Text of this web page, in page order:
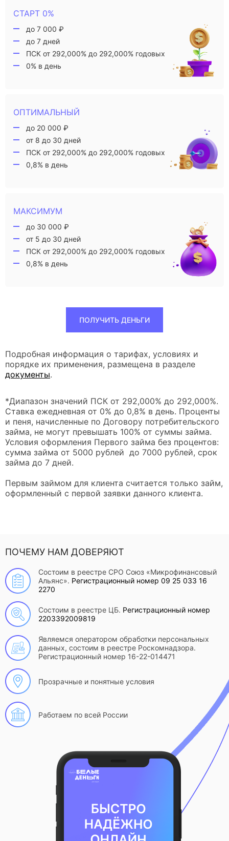
СТАРТ 0%
до 7 000 ₽
до 7 дней
ПСК от 292,000% до 292,000% годовых
0% в день
ОПТИМАЛЬНЫЙ
до 20 000 ₽
от 8 до 30 дней
ПСК от 292,000% до 292,000% годовых
0,8% в день
МАКСИМУМ
до 30 000 ₽
от 5 до 30 дней
ПСК от 292,000% до 292,000% годовых
0,8% в день
ПОЛУЧИТЬ ДЕНЬГИ
Подробная информация о тарифах, условиях и
порядке их применения, размещена в разделе
документы.
*Диапазон значений ПСК от 292,000% до 292,000%.
Ставка ежедневная от 0% до 0,8% в день. Проценты
и пеня, начисленные по Договору потребительского
займа, не могут превышать 100% от суммы займа.
Условия оформления Первого займа без процентов:
сумма займа от 5000 рублей до 7000 рублей, срок
займа до 7 дней.
Первым займом для клиента считается только займ,
оформленный с первой заявки данного клиента.
ПОЧЕМУ НАМ ДОВЕРЯЮТ
Состоим в реестре СРО Союз «Микрофинансовый
Альянс». Регистрационный номер 09 25 033 16
2270
Состоим в реестре ЦБ. Регистрационный номер
2203392009819
Являемся оператором обработки персональных
данных, состоим в реестре Роскомнадзора.
Регистрационный номер 16-22-014471
Прозрачные и понятные условия
Работаем по всей России